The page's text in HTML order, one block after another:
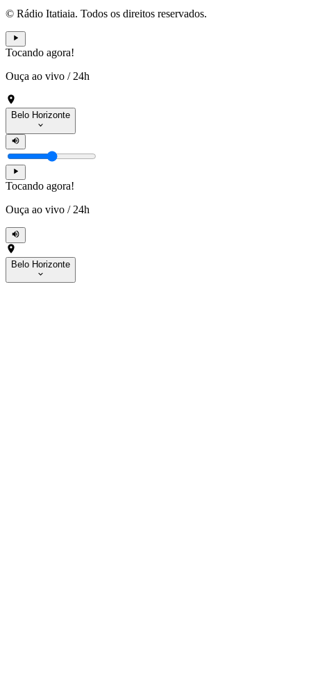
© Rádio Itatiaia. Todos os direitos reservados.
Tocando agora!
Ouça ao vivo / 24h
Belo Horizonte
Tocando agora!
Ouça ao vivo / 24h
Belo Horizonte